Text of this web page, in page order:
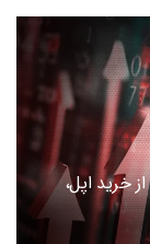
خرید اپل،